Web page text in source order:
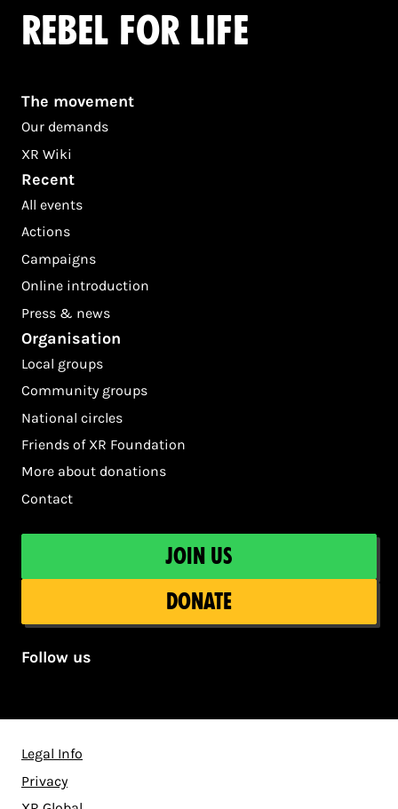
Rebel for life
The movement
Our demands
XR Wiki
Recent
All events
Actions
Campaigns
Online introduction
Press & news
Organisation
Local groups
Community groups
National circles
Friends of XR Foundation
More about donations
Contact
Join us
Donate
Follow us
Legal Info
Privacy